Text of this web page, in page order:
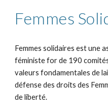
Femmes
Femmes solidaires est une
féministe for de 190
valeurs fondamentales de
défense des droits des
de liberté.